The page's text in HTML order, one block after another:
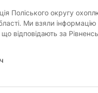
Поліського округу
Ми взяли
відповідають за